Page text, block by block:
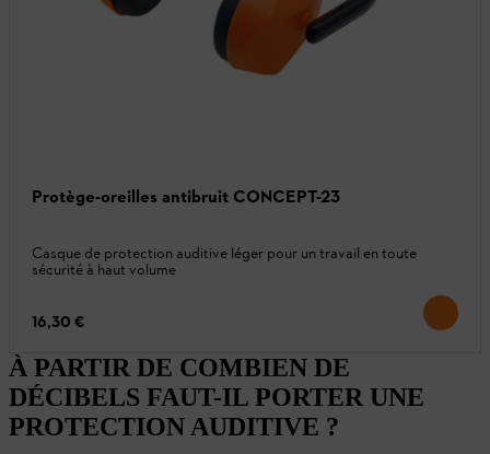
Protège-oreilles antibruit CONCEPT-23
Casque de protection auditive léger pour un travail en toute
sécurité à haut volume
16,30 €
À PARTIR DE COMBIEN DE
DÉCIBELS FAUT-IL PORTER UNE
PROTECTION AUDITIVE ?